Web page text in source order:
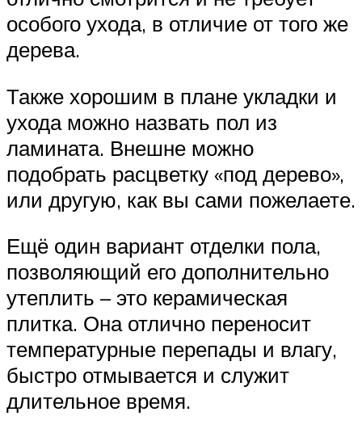
особого ухода, в отличие от того же
дерева.
Также хорошим в плане укладки и
ухода можно назвать пол из
ламината. Внешне можно
подобрать расцветку «под дерево»,
или другую, как вы сами пожелаете.
Ещё один вариант отделки пола,
позволяющий его дополнительно
утеплить – это керамическая
плитка. Она отлично переносит
температурные перепады и влагу,
быстро отмывается и служит
длительное время.